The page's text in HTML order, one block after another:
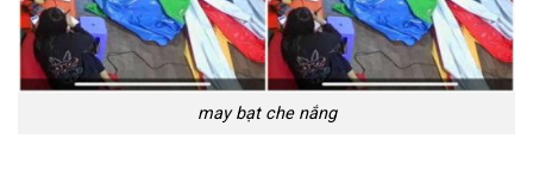
may bạt che nắng